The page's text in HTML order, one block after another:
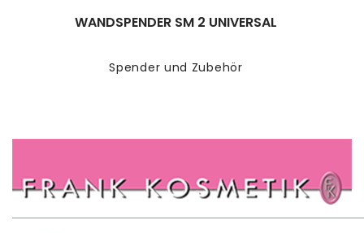
Spender und Zubehör
WANDSPENDER SM 2 UNIVERSAL